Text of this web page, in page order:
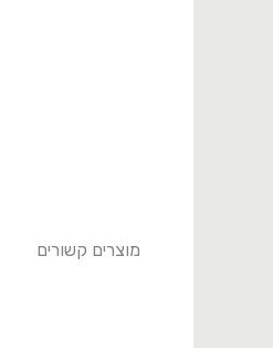
מוצרים קשורים